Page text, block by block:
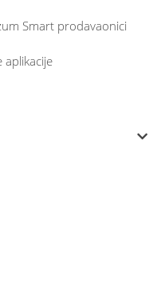
Smart prodavaonici
aplikacije